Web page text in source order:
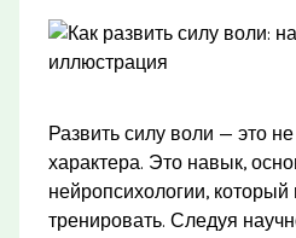
Развить силу воли — это
характера. Это навык,
нейропсихологии,
тренировать. Следуя